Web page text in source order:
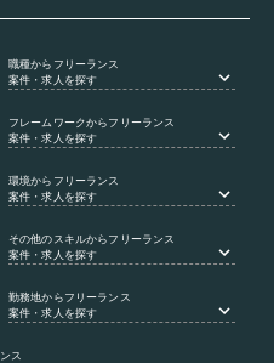
職種からフリーランス
案件・求人を探す
フレームワークからフリーランス
案件・求人を探す
環境からフリーランス
案件・求人を探す
その他のスキルからフリーランス
案件・求人を探す
勤務地からフリーランス
案件・求人を探す
ス